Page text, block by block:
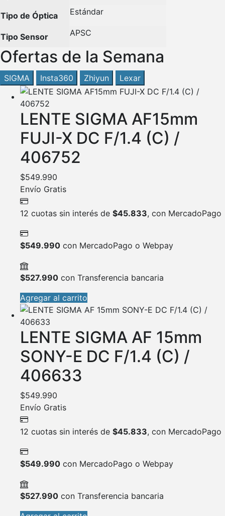
Tipo de Óptica Estándar
Tipo Sensor APSC
Ofertas de la Semana
SIGMA Insta360 Zhiyun Lexar
LENTE SIGMA AF15mm
FUJI-X DC F/1.4 (C) /
406752
$549.990
Envío Gratis
12 cuotas sin interés de $45.833, con MercadoPago
$549.990 con MercadoPago o Webpay
$527.990 con Transferencia bancaria
Agregar al carrito
LENTE SIGMA AF 15mm
SONY-E DC F/1.4 (C) /
406633
$549.990
Envío Gratis
12 cuotas sin interés de $45.833, con MercadoPago
$549.990 con MercadoPago o Webpay
$527.990 con Transferencia bancaria